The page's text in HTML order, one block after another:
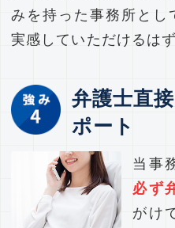
みを持った事務所とし
実感していただけるはず
弁護士直
ポート
当事
必ず
がけ